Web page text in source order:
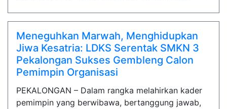
Meneguhkan Marwah, Menghidupkan
Jiwa Kesatria: LDKS Serentak SMKN 3
Pekalongan Sukses Gembleng Calon
Pemimpin Organisasi
PEKALONGAN – Dalam rangka melahirkan kader
pemimpin yang berwibawa, bertanggung jawab,